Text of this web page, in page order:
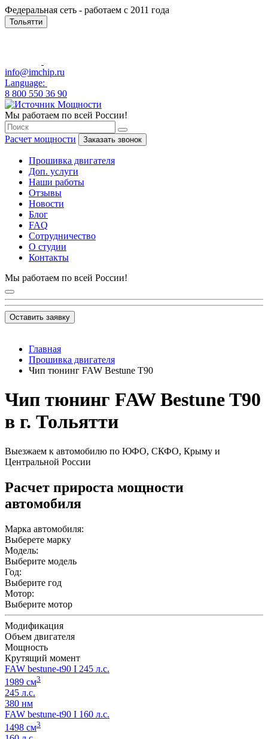
Федеральная сеть - работаем с 2011 года
Тольятти
info@imchip.ru
Language:
8 800 550 36 90
Мы работаем по всей России!
Расчет мощности Заказать звонок
Прошивка двигателя
Доп. услуги
Наши работы
Отзывы
Новости
Блог
FAQ
Сотрудничество
О студии
Контакты
Мы работаем по всей России!
Оставить заявку
Главная
Прошивка двигателя
Чип тюнинг FAW Bestune T90
Чип тюнинг FAW Bestune T90
в г. Тольятти
Выезжаем к автомобилю по ЮФО, СКФО, Крыму и
Центральной России
Расчет прироста мощности
автомобиля
Марка автомобиля:
Выберете марку
Модель:
Выберите модель
Год:
Выберите год
Мотор:
Выберите мотор
Модификация
Объем двигателя
Мощность
Крутящий момент
FAW bestune-t90 I 245 л.с.
1989 см3
245 л.с.
380 нм
FAW bestune-t90 I 160 л.с.
1498 см3